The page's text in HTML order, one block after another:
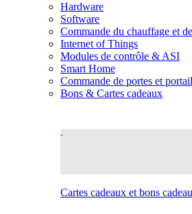
Hardware
Software
Commande du chauffage et
Internet of Things
Modules de contrôle & ASI
Smart Home
Commande de portes et
Bons & Cartes cadeaux
Cartes cadeaux et bons